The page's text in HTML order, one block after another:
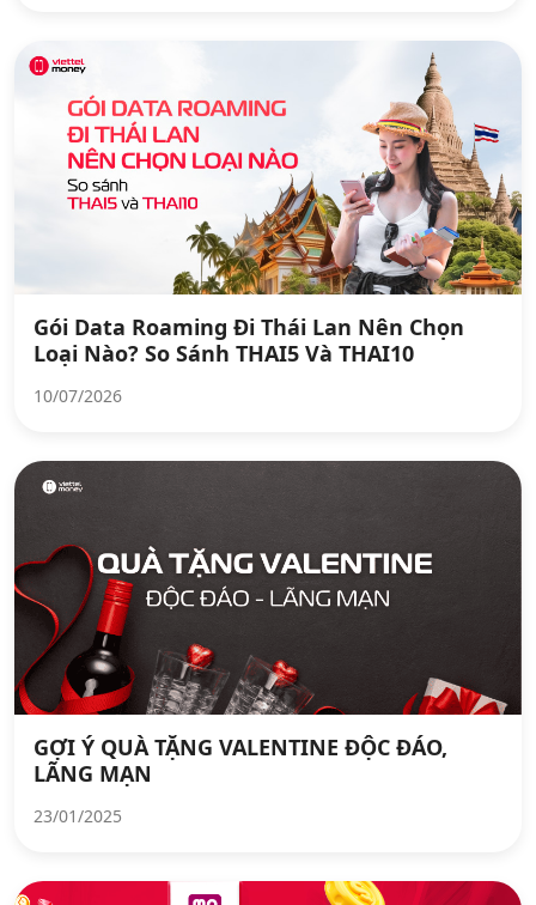
Gói Data Roaming Đi Thái Lan Nên Chọn
Loại Nào? So Sánh THAI5 Và THAI10
10/07/2026
GỢI Ý QUÀ TẶNG VALENTINE ĐỘC ĐÁO,
LÃNG MẠN
23/01/2025